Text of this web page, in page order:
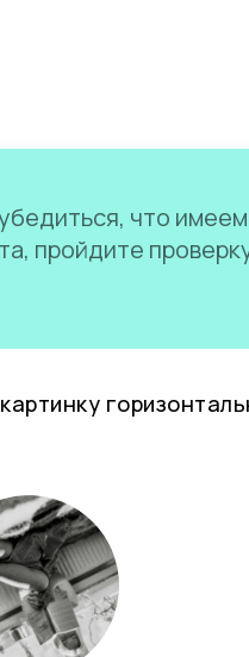
что
пройдите